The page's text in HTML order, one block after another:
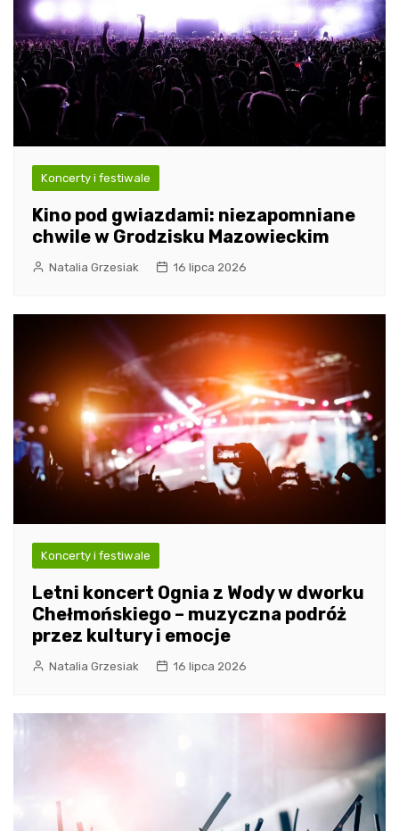
Koncerty i festiwale
Kino pod gwiazdami: niezapomniane
chwile w Grodzisku Mazowieckim
Natalia Grzesiak 16 lipca 2026
Koncerty i festiwale
Letni koncert Ognia z Wody w dworku
Chełmońskiego – muzyczna podróż
przez kultury i emocje
Natalia Grzesiak 16 lipca 2026